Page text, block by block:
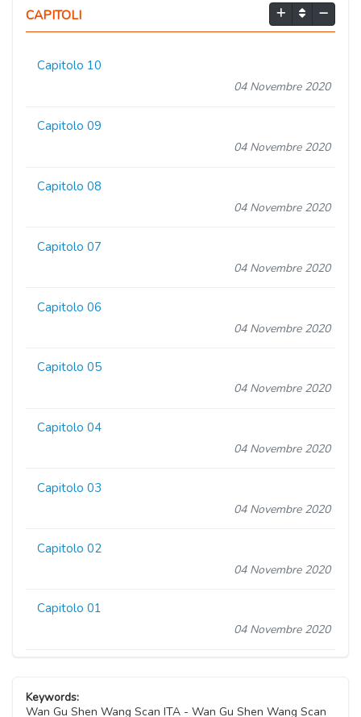
CAPITOLI
Capitolo 10
04 Novembre 2020
Capitolo 09
04 Novembre 2020
Capitolo 08
04 Novembre 2020
Capitolo 07
04 Novembre 2020
Capitolo 06
04 Novembre 2020
Capitolo 05
04 Novembre 2020
Capitolo 04
04 Novembre 2020
Capitolo 03
04 Novembre 2020
Capitolo 02
04 Novembre 2020
Capitolo 01
04 Novembre 2020
Keywords:
Wan Gu Shen Wang Scan ITA - Wan Gu Shen Wang Scan